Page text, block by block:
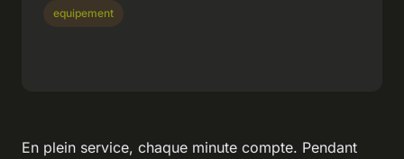
En plein service, chaque minute compte. Pendant
equipement